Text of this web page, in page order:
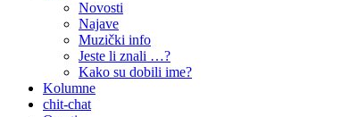
Novosti
Najave
Muzički info
Jeste li znali …?
Kako su dobili ime?
Kolumne
chit-chat